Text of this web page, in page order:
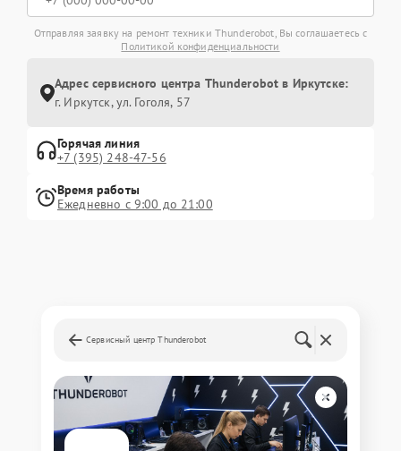
Отправляя заявку на ремонт техники Thunderobot, Вы соглашаетесь с
Политикой конфиденциальности
Адрес сервисного центра Thunderobot в Иркутске:
г. Иркутск, ул. ​Гоголя, 57
Горячая линия
+7 (395) 248-47-56
Время работы
Ежедневно с 9:00 до 21:00
Сервисный центр Thunderobot